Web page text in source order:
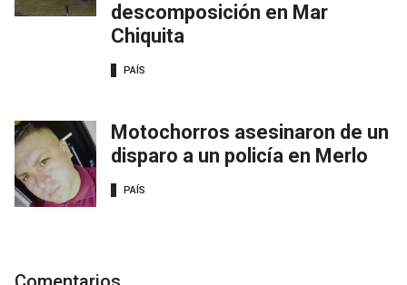
descomposición en Mar
Chiquita
PAÍS
Motochorros asesinaron de un
disparo a un policía en Merlo
PAÍS